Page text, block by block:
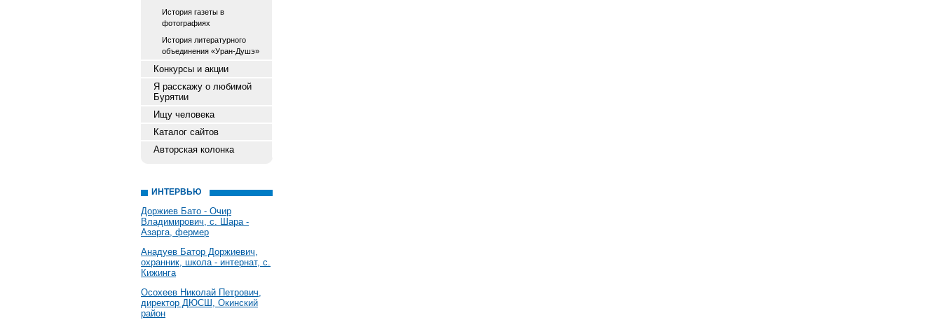
История газеты в
фотографиях
История литературного
объединения «Уран-Душэ»
Конкурсы и акции
Я расскажу о любимой
Бурятии
Ищу человека
Каталог сайтов
Авторская колонка
ИНТЕРВЬЮ
Доржиев Бато - Очир
Владимирович, с. Шара -
Азарга, фермер
Анадуев Батор Доржиевич,
охранник, школа - интернат, с.
Кижинга
Осохеев Николай Петрович,
директор ДЮСШ, Окинский
район